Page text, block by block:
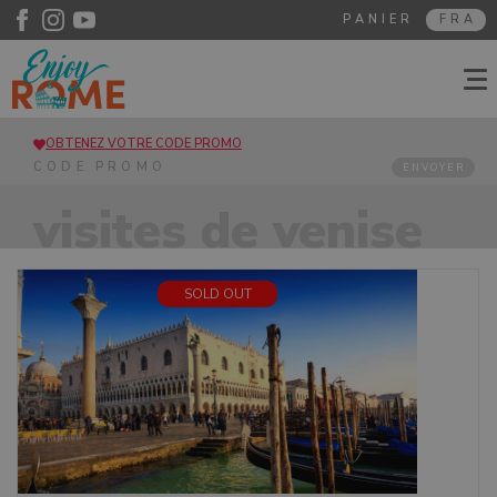
FRA
PANIER
OBTENEZ VOTRE CODE PROMO
ENVOYER
visites de venise
SOLD OUT